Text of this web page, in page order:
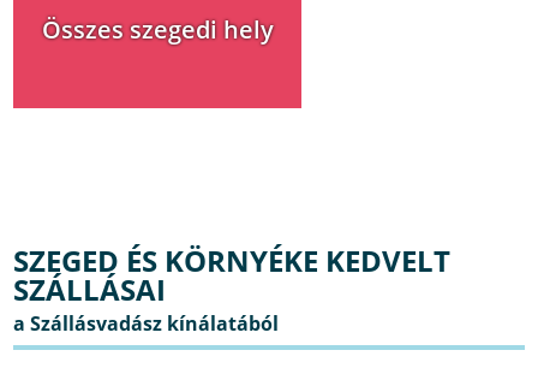
Összes szegedi hely
SZEGED ÉS KÖRNYÉKE KEDVELT
SZÁLLÁSAI